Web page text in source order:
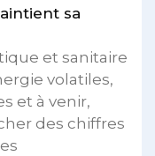
sa
et sanitaire
volatiles,
et à venir,
des chiffres